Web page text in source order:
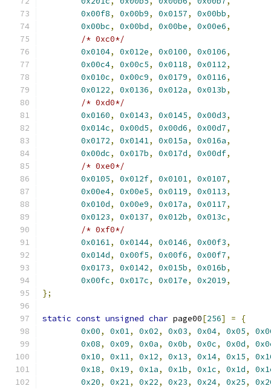
0x00f8, 0x00b9, 0x0157, 0x00bb,
0x00bc, 0x00bd, 0x00be, 0x00e6,
/* 0xc0*/
0x0104, 0x012e, 0x0100, 0x0106,
0x00c4, 0x00c5, 0x0118, 0x0112,
0x010c, 0x00c9, 0x0179, 0x0116,
0x0122, 0x0136, 0x012a, 0x013b,
/* 0xd0*/
0x0160, 0x0143, 0x0145, 0x00d3,
0x014c, 0x00d5, 0x00d6, 0x00d7,
0x0172, 0x0141, 0x015a, 0x016a,
0x00dc, 0x017b, 0x017d, 0x00df,
/* 0xe0*/
0x0105, 0x012f, 0x0101, 0x0107,
0x00e4, 0x00e5, 0x0119, 0x0113,
0x010d, 0x00e9, 0x017a, 0x0117,
0x0123, 0x0137, 0x012b, 0x013c,
/* 0xf0*/
0x0161, 0x0144, 0x0146, 0x00f3,
0x014d, 0x00f5, 0x00f6, 0x00f7,
0x0173, 0x0142, 0x015b, 0x016b,
0x00fc, 0x017c, 0x017e, 0x2019,
};
static const unsigned char page00[256] =
{
0x00, 0x01, 0x02, 0x03, 0x04, 0x05,
0x08, 0x09, 0x0a, 0x0b, 0x0c, 0x0d,
0x10, 0x11, 0x12, 0x13, 0x14, 0x15,
0x18, 0x19, 0x1a, 0x1b, 0x1c, 0x1d,
0x20, 0x21, 0x22, 0x23, 0x24, 0x25,